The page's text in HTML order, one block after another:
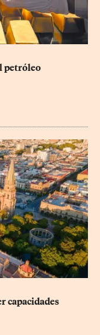
petróleo
capacidades